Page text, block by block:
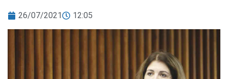
26/07/2021 12:05